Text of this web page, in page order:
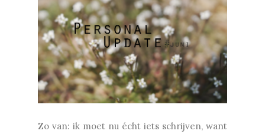
Zo van: ik moet nu écht iets schrijven, want